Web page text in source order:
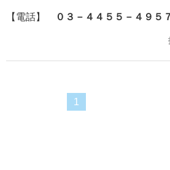
【電話】 ０３－４４５５－４９５
1